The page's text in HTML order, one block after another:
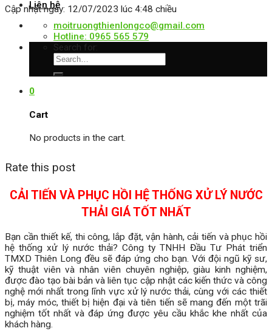
Liên hệ
moitruongthienlongco@gmail.com
Hotline: 0965 565 579
Search for:
0
Cart
No products in the cart.
Cập nhật ngày: 12/07/2023 lúc 4:48 chiều
Rate this post
CẢI TIẾN VÀ PHỤC HỒI HỆ THỐNG XỬ LÝ NƯỚC
THẢI GIÁ TỐT NHẤT
Bạn cần thiết kế, thi công, lắp đặt, vận hành, cải tiến và phục hồi
hệ thống xử lý nước thải? Công ty TNHH Đầu Tư Phát triển
TMXD Thiên Long đều sẽ đáp ứng cho bạn. Với đội ngũ kỹ sư,
kỹ thuật viên và nhân viên chuyên nghiệp, giàu kinh nghiệm,
được đào tạo bài bản và liên tục cập nhật các kiến thức và công
nghệ mới nhất trong lĩnh vực xử lý nước thải, cùng với các thiết
bị, máy móc, thiết bị hiện đại và tiên tiến sẽ mang đến một trãi
nghiệm tốt nhất và đáp ứng được yêu cầu khắc khe nhất của
khách hàng.